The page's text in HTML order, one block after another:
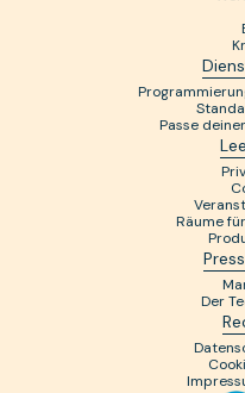
Passe
Räume
Der